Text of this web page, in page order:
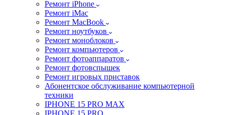
Ремонт iPhone
Ремонт iMac
Ремонт MacBook
Ремонт ноутбуков
Ремонт моноблоков
Ремонт компьютеров
Ремонт фотоаппаратов
Ремонт фотовспышек
Ремонт игровых приставок
Абонентское обслуживание компьютерной
техники
IPHONE 15 PRO MAX
IPHONE 15 PRO